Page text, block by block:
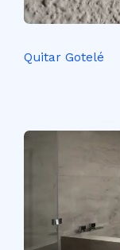
Quitar Gotelé